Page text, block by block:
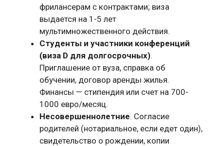
фрилансерам с контрактами; виза
выдается на 1-5 лет
мультимножественного действия.
Студенты и участники конференций
(виза D для долгосрочных).
Приглашение от вуза, справка об
обучении, договор аренды жилья.
Финансы — стипендия или счет на 700-
1000 евро/месяц.
Несовершеннолетние. Согласие
родителей (нотариальное, если едет один),
свидетельство о рождении, копии